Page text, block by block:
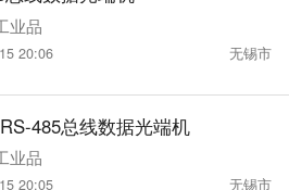
业品
20:06 无锡市
485总线数据光端机
业品
20:05 无锡市